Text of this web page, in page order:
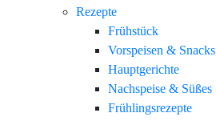
Rezepte
Frühstück
Vorspeisen & Snacks
Hauptgerichte
Nachspeise & Süßes
Frühlingsrezepte